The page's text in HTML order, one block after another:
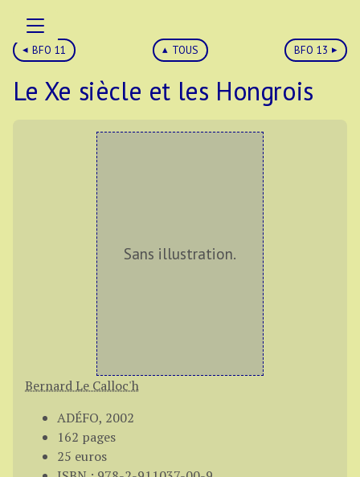
BFO 11 TOUS BFO 13
Le Xe siècle et les Hongrois
Sans illustration.
Bernard Le Calloc'h
ADÉFO, 2002
162 pages
25 euros